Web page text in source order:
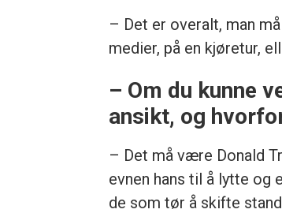
– Det er overalt, man
medier, på en kjøretur,
– Om du kunne
ansikt, og
– Det må være Donald
evnen hans til å lytte og
de som tør å skifte